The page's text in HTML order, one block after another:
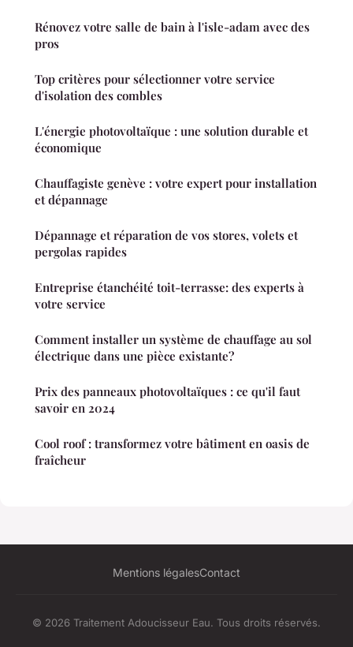
Rénovez votre salle de bain à l'isle-adam avec des
pros
Top critères pour sélectionner votre service
d'isolation des combles
L'énergie photovoltaïque : une solution durable et
économique
Chauffagiste genève : votre expert pour installation
et dépannage
Dépannage et réparation de vos stores, volets et
pergolas rapides
Entreprise étanchéité toit-terrasse: des experts à
votre service
Comment installer un système de chauffage au sol
électrique dans une pièce existante?
Prix des panneaux photovoltaïques : ce qu'il faut
savoir en 2024
Cool roof : transformez votre bâtiment en oasis de
fraîcheur
Mentions légalesContact
© 2026 Traitement Adoucisseur Eau. Tous droits réservés.